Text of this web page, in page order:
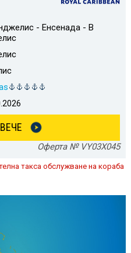
- Енсенада - В
Оферта № VY03X045
такса обслужване на кораба